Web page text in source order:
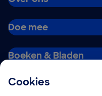
Cookies
Doe mee
Boeken & Bladen